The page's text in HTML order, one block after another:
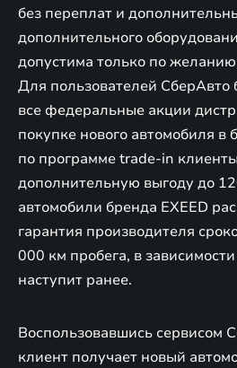
без переплат и
дополнительного
допустима только по желанию
Для пользователей СберАвто
все федеральные акции
покупке нового автомобиля
по программе trade-in
дополнительную выгоду до
автомобили бренда EXEED
гарантия производителя
000 км пробега, в зависимости
наступит ранее.
Воспользовавшись сервисом
клиент получает новый